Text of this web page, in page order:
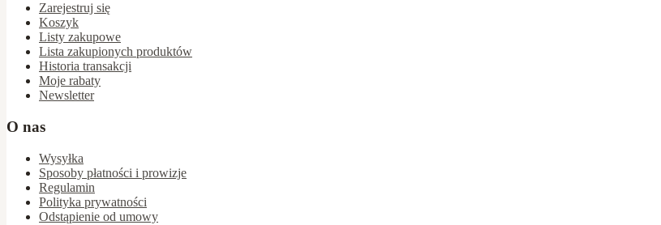
Zarejestruj się
Koszyk
Listy zakupowe
Lista zakupionych produktów
Historia transakcji
Moje rabaty
Newsletter
O nas
Wysyłka
Sposoby płatności i prowizje
Regulamin
Polityka prywatności
Odstąpienie od umowy